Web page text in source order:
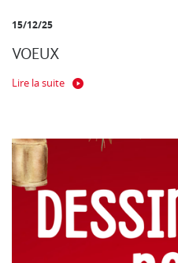
15/12/25
VOEUX
Lire la suite